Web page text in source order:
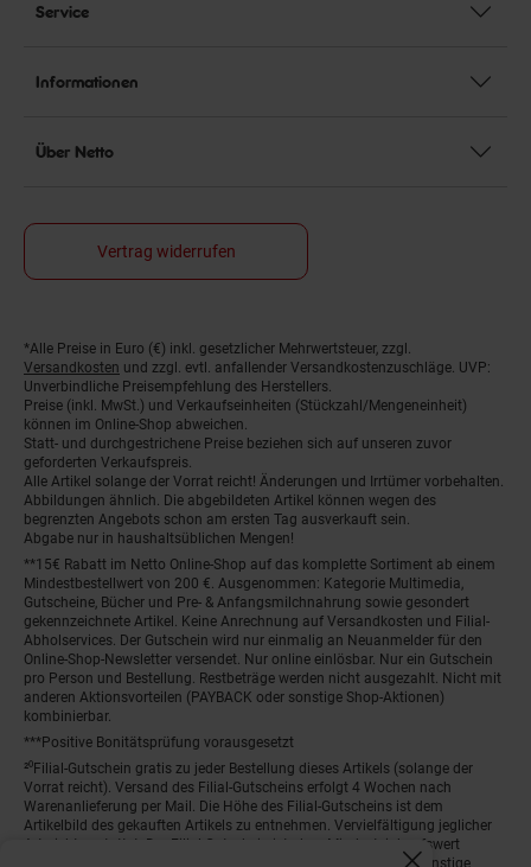
Service
Informationen
Über Netto
Vertrag widerrufen
Fußnoten
*Alle Preise in Euro (€) inkl. gesetzlicher Mehrwertsteuer, zzgl.
Versandkosten und zzgl. evtl. anfallender Versandkostenzuschläge. UVP:
Unverbindliche Preisempfehlung des Herstellers.
Preise (inkl. MwSt.) und Verkaufseinheiten (Stückzahl/Mengeneinheit)
können im Online-Shop abweichen.
Statt- und durchgestrichene Preise beziehen sich auf unseren zuvor
geforderten Verkaufspreis.
Alle Artikel solange der Vorrat reicht! Änderungen und Irrtümer vorbehalten.
Abbildungen ähnlich. Die abgebildeten Artikel können wegen des
begrenzten Angebots schon am ersten Tag ausverkauft sein.
Abgabe nur in haushaltsüblichen Mengen!
**15€ Rabatt im Netto Online-Shop auf das komplette Sortiment ab einem
Mindestbestellwert von 200 €. Ausgenommen: Kategorie Multimedia,
Gutscheine, Bücher und Pre- & Anfangsmilchnahrung sowie gesondert
gekennzeichnete Artikel. Keine Anrechnung auf Versandkosten und Filial-
Abholservices. Der Gutschein wird nur einmalig an Neuanmelder für den
Online-Shop-Newsletter versendet. Nur online einlösbar. Nur ein Gutschein
pro Person und Bestellung. Restbeträge werden nicht ausgezahlt. Nicht mit
anderen Aktionsvorteilen (PAYBACK oder sonstige Shop-Aktionen)
kombinierbar.
***Positive Bonitätsprüfung vorausgesetzt
²⁰Filial-Gutschein gratis zu jeder Bestellung dieses Artikels (solange der
Vorrat reicht). Versand des Filial-Gutscheins erfolgt 4 Wochen nach
Warenanlieferung per Mail. Die Höhe des Filial-Gutscheins ist dem
Artikelbild des gekauften Artikels zu entnehmen. Vervielfältigung jeglicher
Art nicht gestattet. Der Filial-Gutschein ist ohne Mindesteinkaufswert
einlösbar. Nicht mit anderen Aktionsvorteilen (PAYBACK oder sonstige